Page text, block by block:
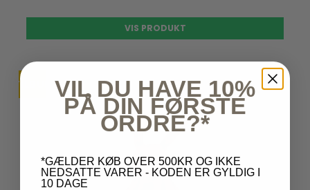
VIS PRODUKT
TILBUDUDSOLGT
VIL DU HAVE 10%
PÅ DIN FØRSTE
ORDRE?*
*GÆLDER KØB OVER 500KR OG IKKE
NEDSATTE VARER - KODEN ER GYLDIG I
10 DAGE